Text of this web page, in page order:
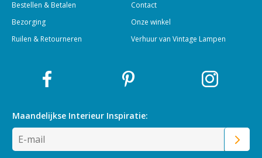
Bestellen & Betalen
Bezorging
Ruilen & Retourneren
Contact
Onze winkel
Verhuur van Vintage Lampen
Maandelijkse Interieur Inspiratie: